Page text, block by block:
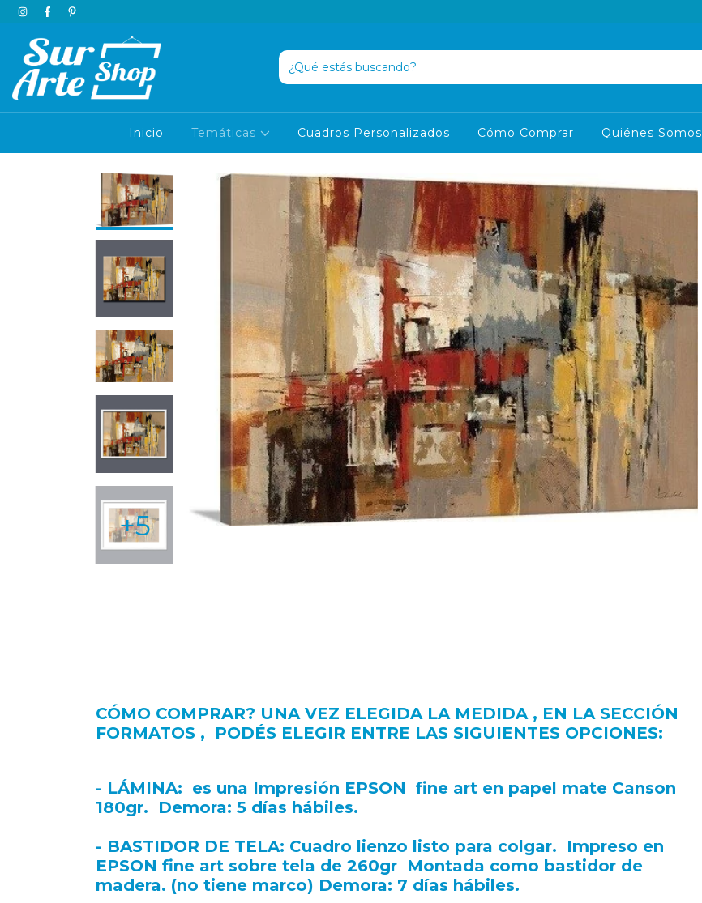
Inicio Temáticas Cuadros Personalizados Cómo Comprar Quiénes Somos
+5
CÓMO COMPRAR? UNA VEZ ELEGIDA LA MEDIDA , EN LA SECCIÓN
FORMATOS , PODÉS ELEGIR ENTRE LAS SIGUIENTES OPCIONES:
- LÁMINA: es una Impresión EPSON fine art en papel mate Canson
180gr. Demora: 5 días hábiles.
- BASTIDOR DE TELA: Cuadro lienzo listo para colgar. Impreso en
EPSON fine art sobre tela de 260gr Montada como bastidor de
madera. (no tiene marco) Demora: 7 días hábiles.